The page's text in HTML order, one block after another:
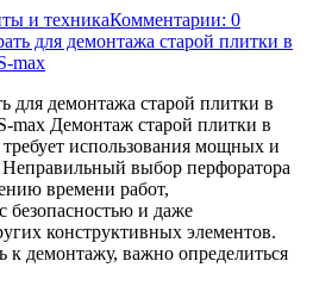
и техникаКомментарии: 0
для демонтажа старой плитки в
max Демонтаж старой плитки в
использования мощных и
выбор перфоратора
времени работ,
безопасностью и даже
конструктивных элементов.
к демонтажу, важно определиться